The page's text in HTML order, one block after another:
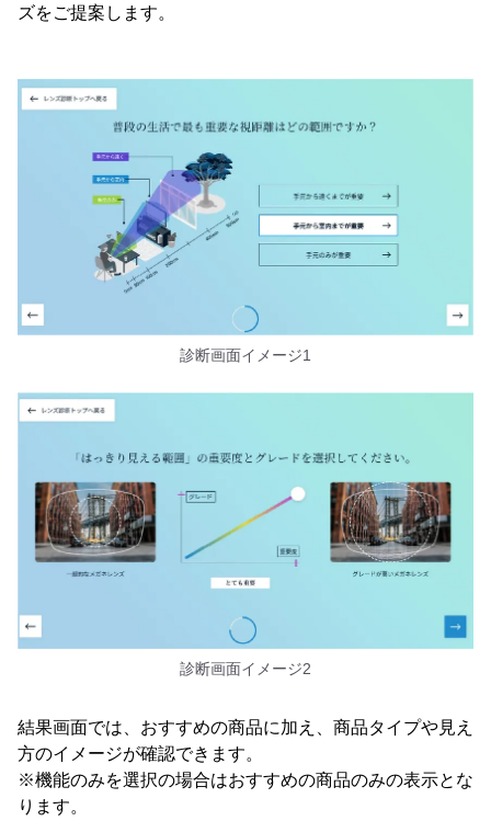
ズをご提案します。
診断画面イメージ1
診断画面イメージ2
結果画面では、おすすめの商品に加え、商品タイプや見え
方のイメージが確認できます。
※機能のみを選択の場合はおすすめの商品のみの表示とな
ります。